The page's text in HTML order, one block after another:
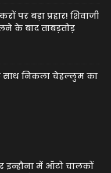
पर बड़ा प्रहार! शिवाजी
के बाद ताबड़तोड़
साथ निकला चेहल्लुम का
इन्हौना में ऑटो चालकों